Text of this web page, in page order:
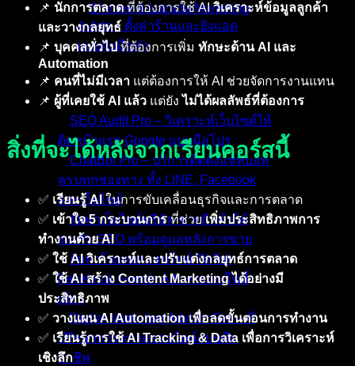
Shopee & Lazada Marketing
& Ads – ตั้งค่าร้านและยิงแอด
แบบจับมือทำ
บริการของเรา
SEO Audit Pro – วิเคราะห์เว็บไซต์ให้
ติดหน้าแรก Google แบบมือโปร
ChatBot Pro – บริการติดตั้งแชทบอท
ครบทุกช่องทาง ทั้ง LINE, Facebook
และเว็บไซต์
รับทำเว็บไซต์บริษัท ขายสินค้าได้
รองรับ SEO พร้อมดูแลหลังการขาย
รับทำโฆษณาออนไลน์ TikTok
Facebook Google Ads ครบจบในที่
เดียว
Digital Marketing Advisor Pro – ที่
ปรึกษาการตลาดออนไลน์แบบมือ
อาชีพ
📌 นักการตลาดที่ต้องการใช้ AIวิเคราะห์ข้อมูลลูกค้า
และวางกลยุทธ์
📌 บุคคลทั่วไปที่ต้องการเพิ่ม ทักษะด้าน AI และ
Automation
📌 คนที่ไม่มีเวลา แต่ต้องการให้ AI ช่วยจัดการงานแทน
📌 ผู้ที่เคยใช้ AI แล้ว แต่ยังไม่ได้ผลลัพธ์ที่ต้องการ
สิ่งที่จะได้หลังจากเรียนคอร์สนี้
✅ เรียนรู้ AIในการขับเคลื่อนธุรกิจและการตลาด
✅ เข้าใจ 5 กระบวนการที่ช่วยเพิ่มประสิทธิภาพการ
ทำงานด้วย AI
✅ ใช้ AI วิเคราะห์และปรับแต่งกลยุทธ์การตลาด
✅ ใช้ AI สร้าง Content Marketing ได้อย่างมี
ประสิทธิภาพ
✅ วางแผน AI Automation เพื่อลดขั้นตอนการทำงาน
✅ เรียนรู้การใช้ AI Tracking & Data เพื่อการวิเคราะห์
เชิงลึก